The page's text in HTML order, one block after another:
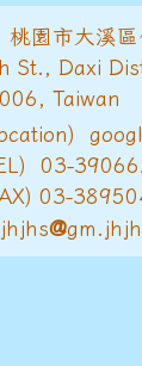
園市大溪
Daxi
Taiwan
03-
03-
jhjhs@